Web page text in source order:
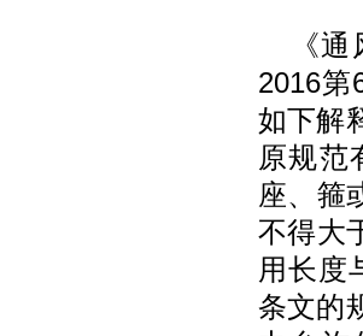
《
2016
如下解
原规范
座、箍
不得大
用长度
条文的